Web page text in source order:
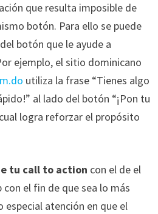
que resulta imposible de
botón. Para ello se puede
botón que le ayude a
ejemplo, el sitio dominicano
utiliza la frase “Tienes algo
al lado del botón “¡Pon tu
logra reforzar el propósito
tu call to action con el de el
el fin de que sea lo más
especial atención en que el